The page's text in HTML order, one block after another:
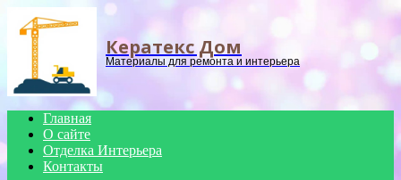
Menu
Кератекс Дом
Материалы для ремонта и интерьера
Главная
О сайте
Отделка Интерьера
Контакты